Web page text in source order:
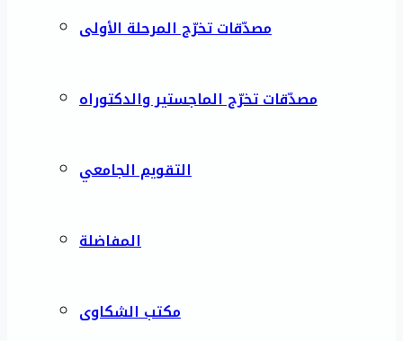
مصدّقات تخرّج المرحلة الأولى
مصدّقات تخرّج الماجستير والدكتوراه
التقويم الجامعي
المفاضلة
مكتب الشكاوى